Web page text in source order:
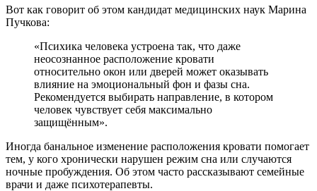
Вот как говорит об этом кандидат медицинских наук Марина
Пучкова:
«Психика человека устроена так, что даже
неосознанное расположение кровати
относительно окон или дверей может оказывать
влияние на эмоциональный фон и фазы сна.
Рекомендуется выбирать направление, в котором
человек чувствует себя максимально
защищённым».
Иногда банальное изменение расположения кровати помогает
тем, у кого хронически нарушен режим сна или случаются
ночные пробуждения. Об этом часто рассказывают семейные
врачи и даже психотерапевты.